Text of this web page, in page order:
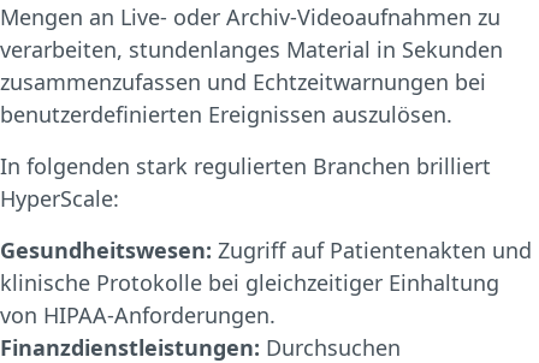
Mengen an Live- oder Archiv-Videoaufnahmen zu
verarbeiten, stundenlanges Material in Sekunden
zusammenzufassen und Echtzeitwarnungen bei
benutzerdefinierten Ereignissen auszulösen.
In folgenden stark regulierten Branchen brilliert
HyperScale:
Gesundheitswesen: Zugriff auf Patientenakten und
klinische Protokolle bei gleichzeitiger Einhaltung
von HIPAA-Anforderungen.
Finanzdienstleistungen: Durchsuchen